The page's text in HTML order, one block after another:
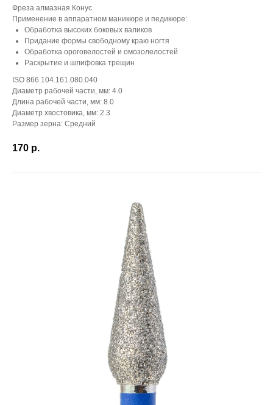
Фреза алмазная Конус
Применение в аппаратном маникюре и педикюре:
Обработка высоких боковых валиков
Придание формы свободному краю ногтя
Обработка ороговелостей и омозолелостей
Раскрытие и шлифовка трещин
ISO 866.104.161.080.040
Диаметр рабочей части, мм: 4.0
Длина рабочей части, мм: 8.0
Диаметр хвостовика, мм: 2.3
Размер зерна: Средний
170 р.